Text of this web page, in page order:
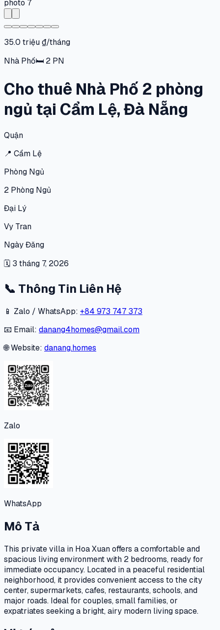
35.0 triệu ₫/tháng
Nhà Phố🛏 2 PN
Cho thuê Nhà Phố 2 phòng
ngủ tại Cẩm Lệ, Đà Nẵng
Quận
📍 Cẩm Lệ
Phòng Ngủ
2 Phòng Ngủ
Đại Lý
Vy Tran
Ngày Đăng
🗓 3 tháng 7, 2026
📞 Thông Tin Liên Hệ
📱 Zalo / WhatsApp: +84 973 747 373
📧 Email: danang4homes@gmail.com
🌐 Website: danang.homes
Zalo
WhatsApp
Mô Tả
This private villa in Hoa Xuan offers a comfortable and
spacious living environment with 2 bedrooms, ready for
immediate occupancy. Located in a peaceful residential
neighborhood, it provides convenient access to the city
center, supermarkets, cafes, restaurants, schools, and
major roads. Ideal for couples, small families, or
expatriates seeking a bright, airy modern living space.